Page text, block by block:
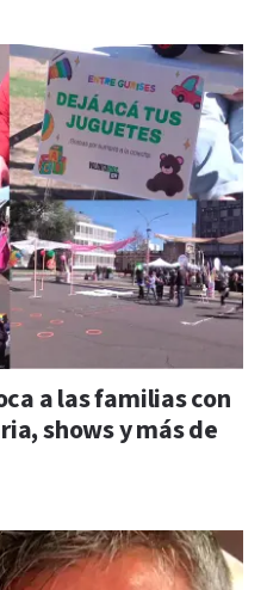
a las familias con
shows y más de